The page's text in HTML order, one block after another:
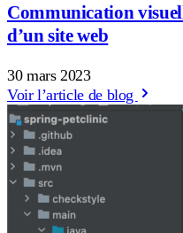
Communication
d’un site web
30 mars 2023
Voir l’article de blog